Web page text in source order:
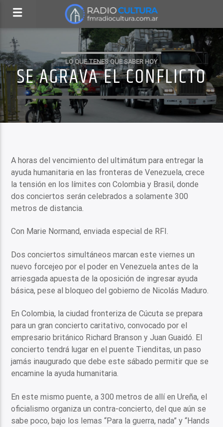
LO QUE TENES QUE SABER HOY
SE AGRAVA EL CONFLICTO
A horas del vencimiento del ultimátum para entregar la
ayuda humanitaria en las fronteras de Venezuela, crece
la tensión en los límites con Colombia y Brasil, donde
dos conciertos serán celebrados a solamente 300
metros de distancia.
Con Marie Normand, enviada especial de RFI.
Dos conciertos simultáneos marcan este viernes un
nuevo forcejeo por el poder en Venezuela antes de la
arriesgada apuesta de la oposición de ingresar ayuda
básica, pese al bloqueo del gobierno de Nicolás Maduro.
En Colombia, la ciudad fronteriza de Cúcuta se prepara
para un gran concierto caritativo, convocado por el
empresario británico Richard Branson y Juan Guaidó. El
concierto tendrá lugar en el puente Tienditas, un paso
jamás inaugurado que debe este sábado permitir que se
encamine la ayuda humanitaria.
En este mismo puente, a 300 metros de allí en Ureña, el
oficialismo organiza un contra-concierto, del que aún se
sabe poco, bajo los lemas “Para la guerra, nada” y “Hands